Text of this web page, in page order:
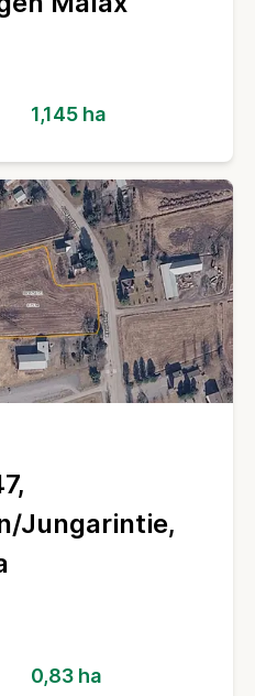
1,145 ha
Jungarintie,
0,83 ha